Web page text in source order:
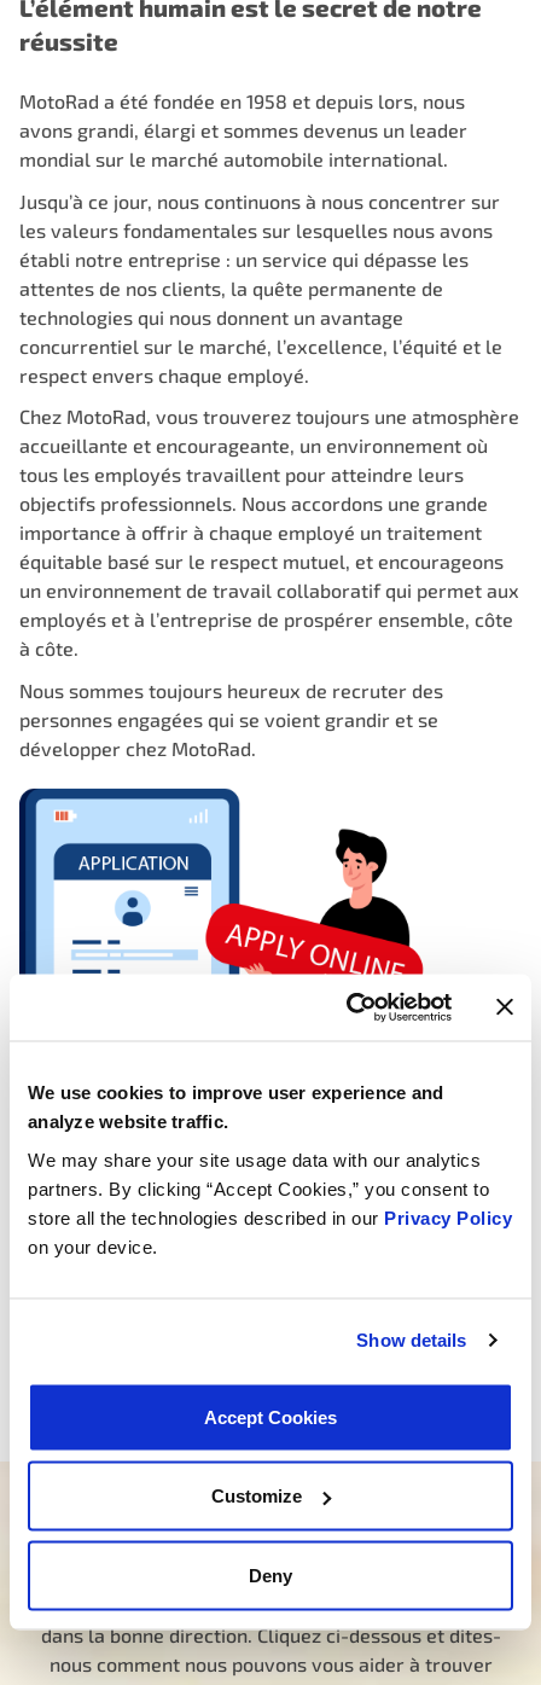
We use cookies to improve user experience and
analyze website traffic.
We may share your site usage data with our analytics
partners. By clicking “Accept Cookies,” you consent to
store all the technologies described in our Privacy Policy
on your device.
Show details
Accept Cookies
Customize
Deny
L’élément humain est le secret de notre
réussite
MotoRad a été fondée en 1958 et depuis lors, nous
avons grandi, élargi et sommes devenus un leader
mondial sur le marché automobile international.
Jusqu’à ce jour, nous continuons à nous concentrer sur
les valeurs fondamentales sur lesquelles nous avons
établi notre entreprise : un service qui dépasse les
attentes de nos clients, la quête permanente de
technologies qui nous donnent un avantage
concurrentiel sur le marché, l’excellence, l’équité et le
respect envers chaque employé.
Chez MotoRad, vous trouverez toujours une atmosphère
accueillante et encourageante, un environnement où
tous les employés travaillent pour atteindre leurs
objectifs professionnels. Nous accordons une grande
importance à offrir à chaque employé un traitement
équitable basé sur le respect mutuel, et encourageons
un environnement de travail collaboratif qui permet aux
employés et à l’entreprise de prospérer ensemble, côte
à côte.
Nous sommes toujours heureux de recruter des
personnes engagées qui se voient grandir et se
développer chez MotoRad.
Emplois aux États-Unis sur ADP
Tous les emplois sur LinkedIn
Vous avez besoin d’aide pour trouver le
Notre équipe dévouée est là pour vous orienter
dans la bonne direction. Cliquez ci-dessous et dites-
nous comment nous pouvons vous aider à trouver